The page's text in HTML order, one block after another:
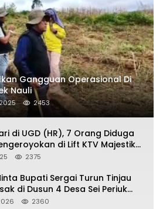
Gangguan Operasional Di
Nauli
2453
di UGD (HR), 7 Orang Diduga
di Lift KTV Majestik
Bebas, Kantor Hukum JAP
2375
Bupati Sergai Turun Tinjau
di Dusun 4 Desa Sei Periuk
2360